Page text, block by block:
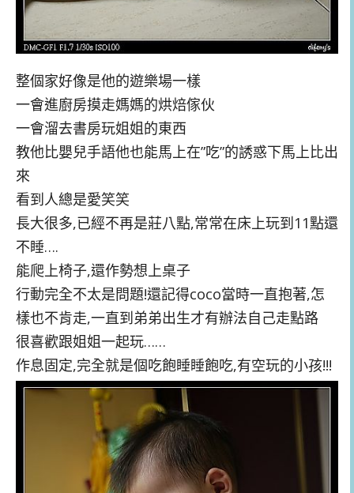
整個家好像是他的遊樂場一樣
一會進廚房摸走媽媽的烘焙傢伙
一會溜去書房玩姐姐的東西
教他比嬰兒手語他也能馬上在”吃”的誘惑下馬上比出
來
看到人總是愛笑笑
長大很多,已經不再是莊八點,常常在床上玩到11點還
不睡….
能爬上椅子,還作勢想上桌子
行動完全不太是問題!還記得coco當時一直抱著,怎
樣也不肯走,一直到弟弟出生才有辦法自己走點路
很喜歡跟姐姐一起玩……
作息固定,完全就是個吃飽睡睡飽吃,有空玩的小孩!!!